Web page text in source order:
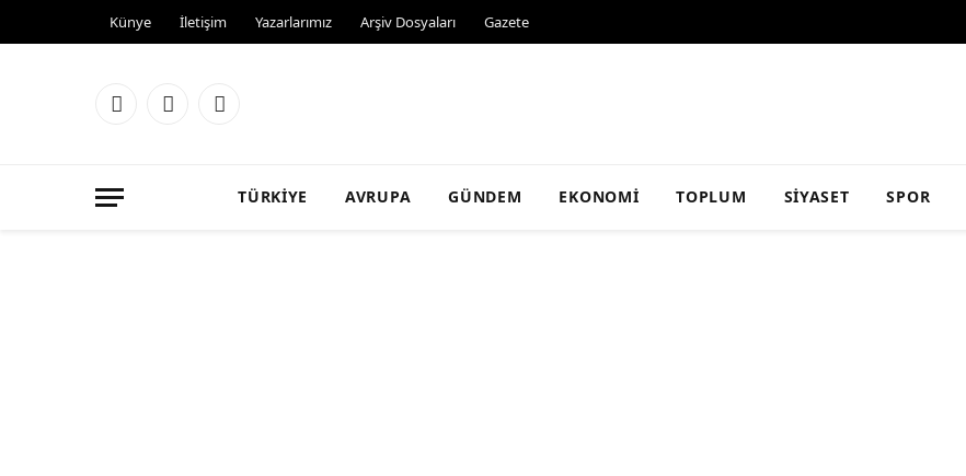
Künye İletişim Yazarlarımız Arşiv Dosyaları Gazete
Facebook
X
Instagram
TÜRKIYE AVRUPA GÜNDEM EKONOMI TOPLUM SIYASET SPOR